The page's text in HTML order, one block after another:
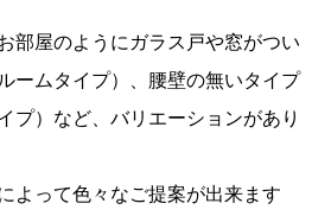
部屋のようにガラス戸や窓がつい
ームタイプ）、腰壁の無いタイプ
プ）など、バリエーションがあり
よって色々なご提案が出来ます